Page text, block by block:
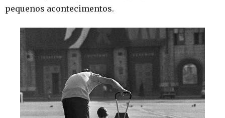
pequenos acontecimentos.